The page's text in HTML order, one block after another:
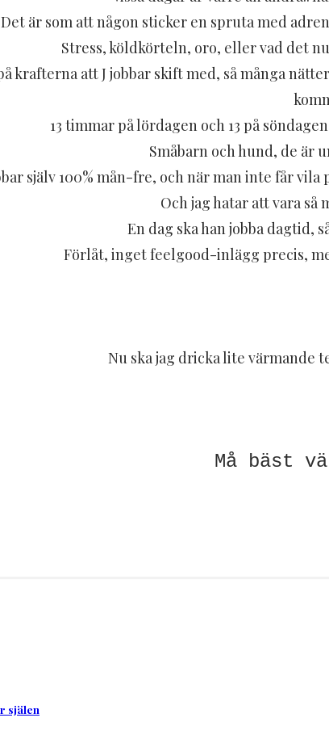
Det är som att någon sticker en spruta med
Stress, köldkörteln, oro, eller vad det
krafterna att J jobbar skift med, så många
13 timmar på lördagen och 13 på
Småbarn och hund, de är
själv 100% mån-fre, och när man inte får
Och jag hatar att vara
En dag ska han jobba dagtid,
Förlåt, inget feelgood-inlägg precis,
Nu ska jag dricka lite värmande
Må bäst
själen